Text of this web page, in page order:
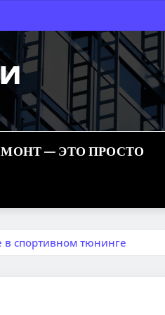
— ЭТО ПРОСТО
в спортивном тюнинге